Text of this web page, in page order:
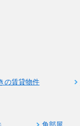
の賃貸物件